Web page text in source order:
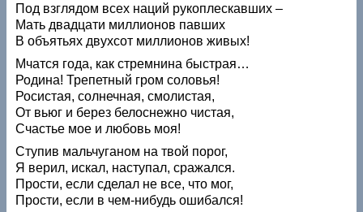
Под взглядом всех наций рукоплескавших –
Мать двадцати миллионов павших
В объятьях двухсот миллионов живых!
Мчатся года, как стремнина быстрая…
Родина! Трепетный гром соловья!
Росистая, солнечная, смолистая,
От вьюг и берез белоснежно чистая,
Счастье мое и любовь моя!
Ступив мальчуганом на твой порог,
Я верил, искал, наступал, сражался.
Прости, если сделал не все, что мог,
Прости, если в чем-нибудь ошибался!